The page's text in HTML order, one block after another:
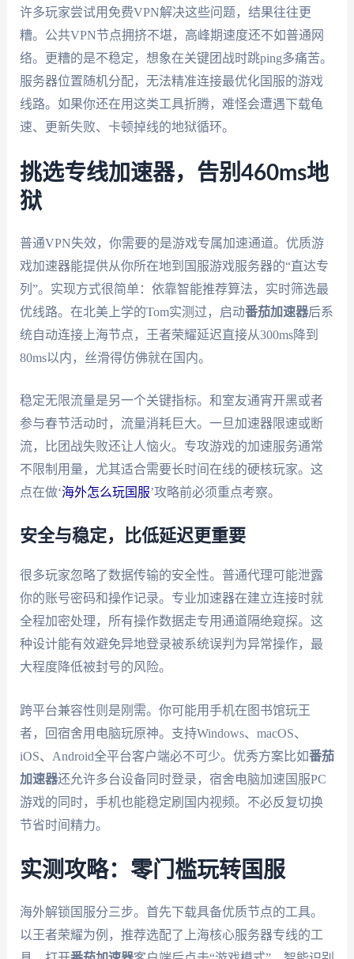
许多玩家尝试用免费VPN解决这些问题，结果往往更
糟。公共VPN节点拥挤不堪，高峰期速度还不如普通网
络。更糟的是不稳定，想象在关键团战时跳ping多痛苦。
服务器位置随机分配，无法精准连接最优化国服的游戏
线路。如果你还在用这类工具折腾，难怪会遭遇下载龟
速、更新失败、卡顿掉线的地狱循环。
挑选专线加速器，告别460ms地
狱
普通VPN失效，你需要的是游戏专属加速通道。优质游
戏加速器能提供从你所在地到国服游戏服务器的“直达专
列”。实现方式很简单：依靠智能推荐算法，实时筛选最
优线路。在北美上学的Tom实测过，启动番茄加速器后系
统自动连接上海节点，王者荣耀延迟直接从300ms降到
80ms以内，丝滑得仿佛就在国内。
稳定无限流量是另一个关键指标。和室友通宵开黑或者
参与春节活动时，流量消耗巨大。一旦加速器限速或断
流，比团战失败还让人恼火。专攻游戏的加速服务通常
不限制用量，尤其适合需要长时间在线的硬核玩家。这
点在做‘海外怎么玩国服’攻略前必须重点考察。
安全与稳定，比低延迟更重要
很多玩家忽略了数据传输的安全性。普通代理可能泄露
你的账号密码和操作记录。专业加速器在建立连接时就
全程加密处理，所有操作数据走专用通道隔绝窥探。这
种设计能有效避免异地登录被系统误判为异常操作，最
大程度降低被封号的风险。
跨平台兼容性则是刚需。你可能用手机在图书馆玩王
者，回宿舍用电脑玩原神。支持Windows、macOS、
iOS、Android全平台客户端必不可少。优秀方案比如番茄
加速器还允许多台设备同时登录，宿舍电脑加速国服PC
游戏的同时，手机也能稳定刷国内视频。不必反复切换
节省时间精力。
实测攻略：零门槛玩转国服
海外解锁国服分三步。首先下载具备优质节点的工具。
以王者荣耀为例，推荐选配了上海核心服务器专线的工